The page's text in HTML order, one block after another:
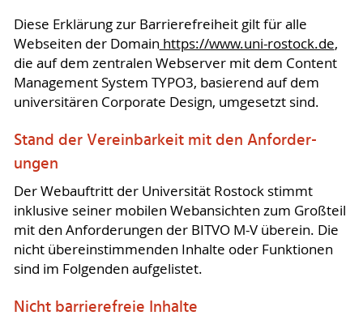
Diese Erklärung zur Barrierefreiheit gilt für alle
Webseiten der Domain https://www.uni-rostock.de,
die auf dem zentralen Webserver mit dem Content
Management System TYPO3, basierend auf dem
universitären Corporate Design, umgesetzt sind.
Stand der Vereinbarkeit mit den An­for­der­
ungen
Der Webauftritt der Universität Rostock stimmt
inklusive seiner mobilen Webansichten zum Großteil
mit den Anforderungen der BITVO M-V überein. Die
nicht übereinstimmenden Inhalte oder Funktionen
sind im Folgenden aufgelistet.
Nicht barrierefreie Inhalte